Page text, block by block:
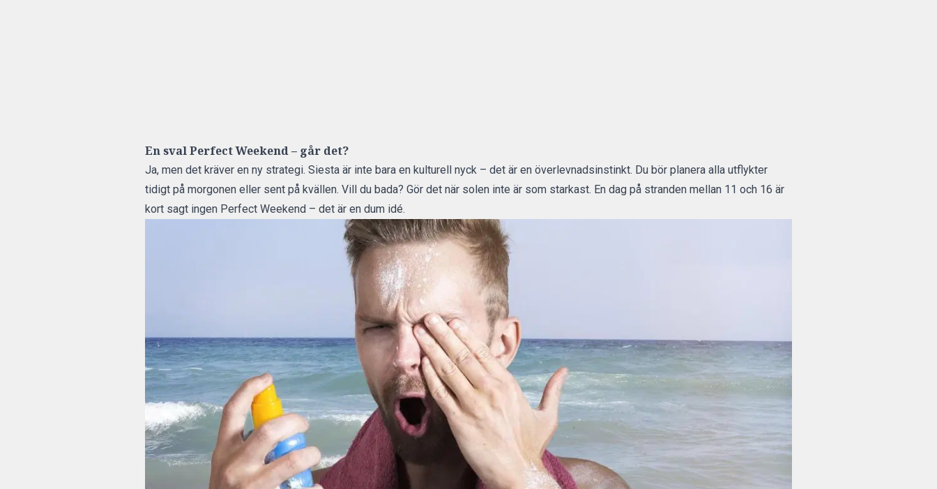
En sval Perfect Weekend – går det?
Ja, men det kräver en ny strategi. Siesta är inte bara en kulturell nyck – det är en överlevnadsinstinkt. Du bör planera alla utflykter
tidigt på morgonen eller sent på kvällen. Vill du bada? Gör det när solen inte är som starkast. En dag på stranden mellan 11 och 16 är
kort sagt ingen Perfect Weekend – det är en dum idé.